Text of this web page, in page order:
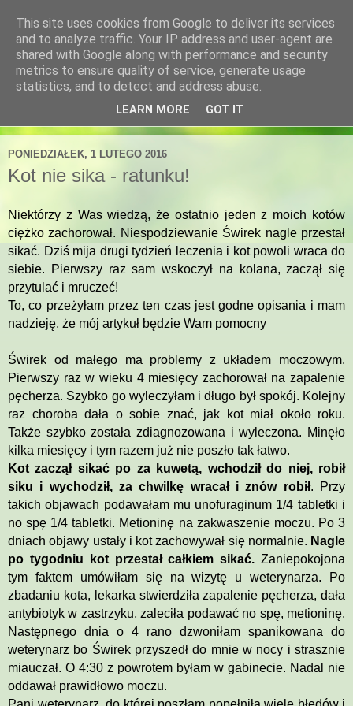
Blog sklepu Kocimiętka
Porady żywieniowe i behawioralne.
PONIEDZIAŁEK, 1 LUTEGO 2016
Kot nie sika - ratunku!
Niektórzy z Was wiedzą, że ostatnio jeden z moich kotów
ciężko zachorował. Niespodziewanie Świrek nagle przestał
sikać. Dziś mija drugi tydzień leczenia i kot powoli wraca do
siebie. Pierwszy raz sam wskoczył na kolana, zaczął się
przytulać i mruczeć!
To, co przeżyłam przez ten czas jest godne opisania i mam
nadzieję, że mój artykuł będzie Wam pomocny
Świrek od małego ma problemy z układem moczowym.
Pierwszy raz w wieku 4 miesięcy zachorował na zapalenie
pęcherza. Szybko go wyleczyłam i długo był spokój. Kolejny
raz choroba dała o sobie znać, jak kot miał około roku.
Także szybko została zdiagnozowana i wyleczona. Minęło
kilka miesięcy i tym razem już nie poszło tak łatwo.
Kot zaczął sikać po za kuwetą, wchodził do niej, robił
siku i wychodził, za chwilkę wracał i znów robił. Przy
takich objawach podawałam mu unofuraginum 1/4 tabletki i
no spę 1/4 tabletki. Metioninę na zakwaszenie moczu. Po 3
dniach objawy ustały i kot zachowywał się normalnie. Nagle
po tygodniu kot przestał całkiem sikać. Zaniepokojona
tym faktem umówiłam się na wizytę u weterynarza. Po
zbadaniu kota, lekarka stwierdziła zapalenie pęcherza, dała
antybiotyk w zastrzyku, zaleciła podawać no spę, metioninę.
Następnego dnia o 4 rano dzwoniłam spanikowana do
weterynarz bo Świrek przyszedł do mnie w nocy i strasznie
miauczał. O 4:30 z powrotem byłam w gabinecie. Nadal nie
oddawał prawidłowo moczu.
This site uses cookies from Google to deliver its services
and to analyze traffic. Your IP address and user-agent are
shared with Google along with performance and security
metrics to ensure quality of service, generate usage
statistics, and to detect and address abuse.
LEARN MORE GOT IT